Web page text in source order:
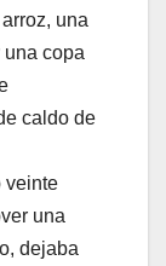
una
copa
caldo de
veinte
una
dejaba